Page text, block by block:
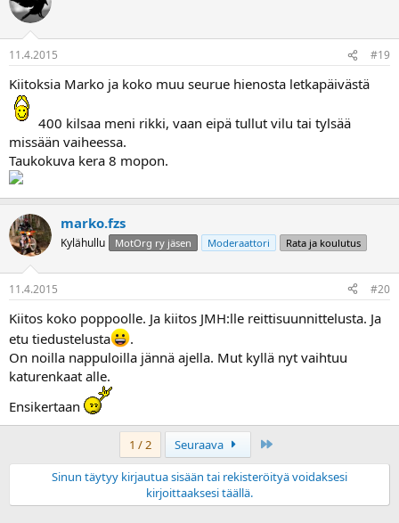
11.4.2015 #19
Kiitoksia Marko ja koko muu seurue hienosta letkapäivästä
400 kilsaa meni rikki, vaan eipä tullut vilu tai tylsää
missään vaiheessa.
Taukokuva kera 8 mopon.
marko.fzs
Kylähullu MotOrg ry jäsen Moderaattori Rata ja koulutus
11.4.2015 #20
Kiitos koko poppoolle. Ja kiitos JMH:lle reittisuunnittelusta. Ja
etu tiedustelusta
.
On noilla nappuloilla jännä ajella. Mut kyllä nyt vaihtuu
katurenkaat alle.
Ensikertaan
1 / 2 Seuraava
Sinun täytyy kirjautua sisään tai rekisteröityä voidaksesi
kirjoittaaksesi täällä.